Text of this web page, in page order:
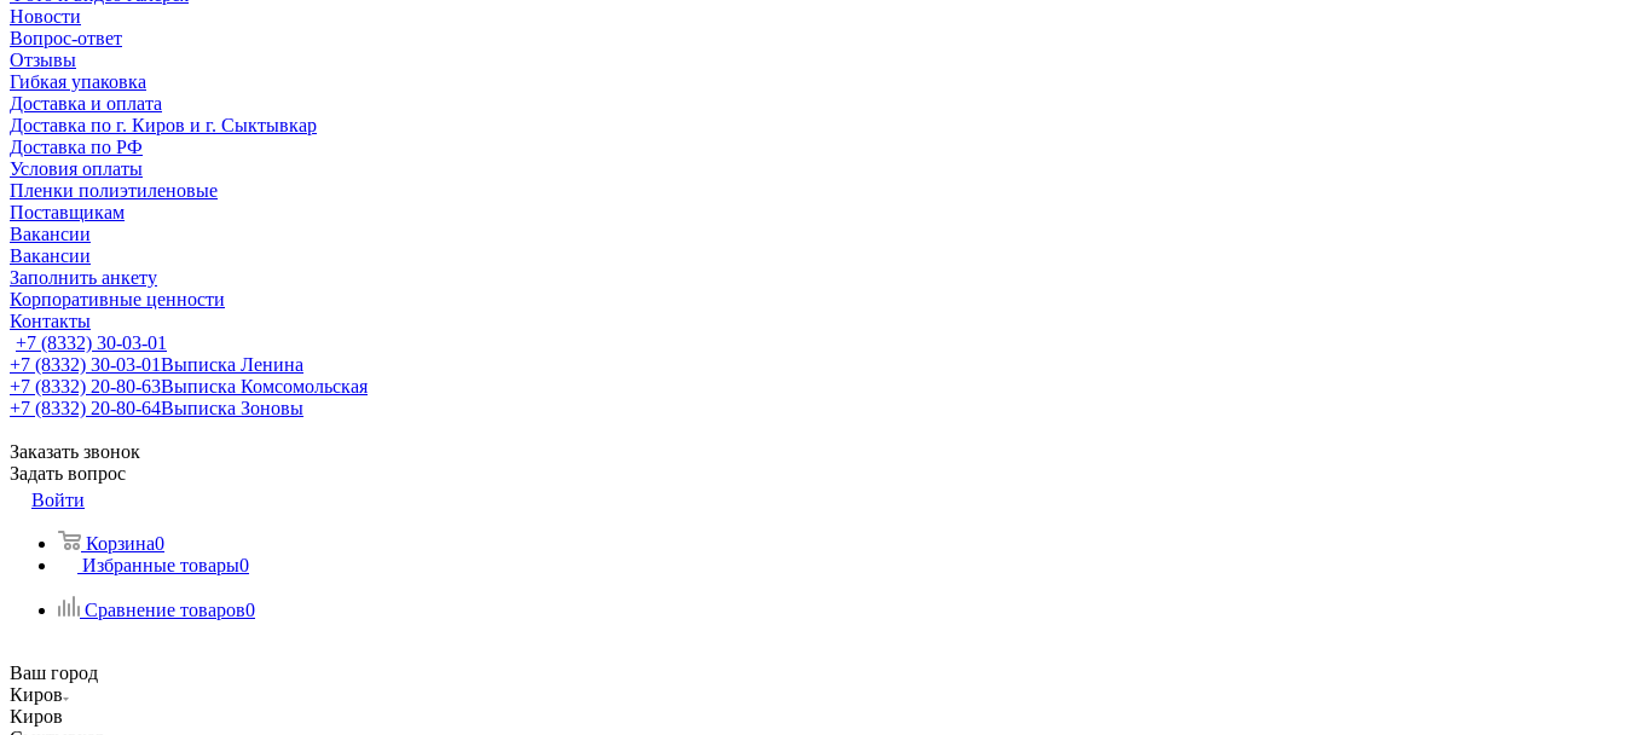
Новости
Вопрос-ответ
Отзывы
Гибкая упаковка
Доставка и оплата
Доставка по г. Киров и г. Сыктывкар
Доставка по РФ
Условия оплаты
Пленки полиэтиленовые
Поставщикам
Вакансии
Вакансии
Заполнить анкету
Корпоративные ценности
Контакты
+7 (8332) 30-03-01
+7 (8332) 30-03-01Выписка Ленина
+7 (8332) 20-80-63Выписка Комсомольская
+7 (8332) 20-80-64Выписка Зоновы
Заказать звонок
Задать вопрос
Войти
Корзина0
Избранные товары0
Сравнение товаров0
Ваш город
Киров
Киров